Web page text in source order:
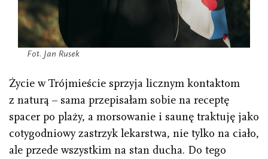
Fot. Jan Rusek
Życie w Trójmieście sprzyja licznym kontaktom
z naturą – sama przepisałam sobie na receptę
spacer po plaży, a morsowanie i saunę traktuję jako
cotygodniowy zastrzyk lekarstwa, nie tylko na ciało,
ale przede wszystkim na stan ducha. Do tego